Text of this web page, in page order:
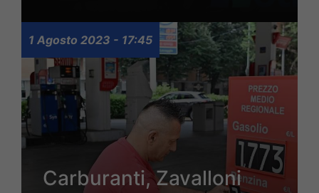
1 Agosto 2023 - 17:45
Carburanti, Zavalloni